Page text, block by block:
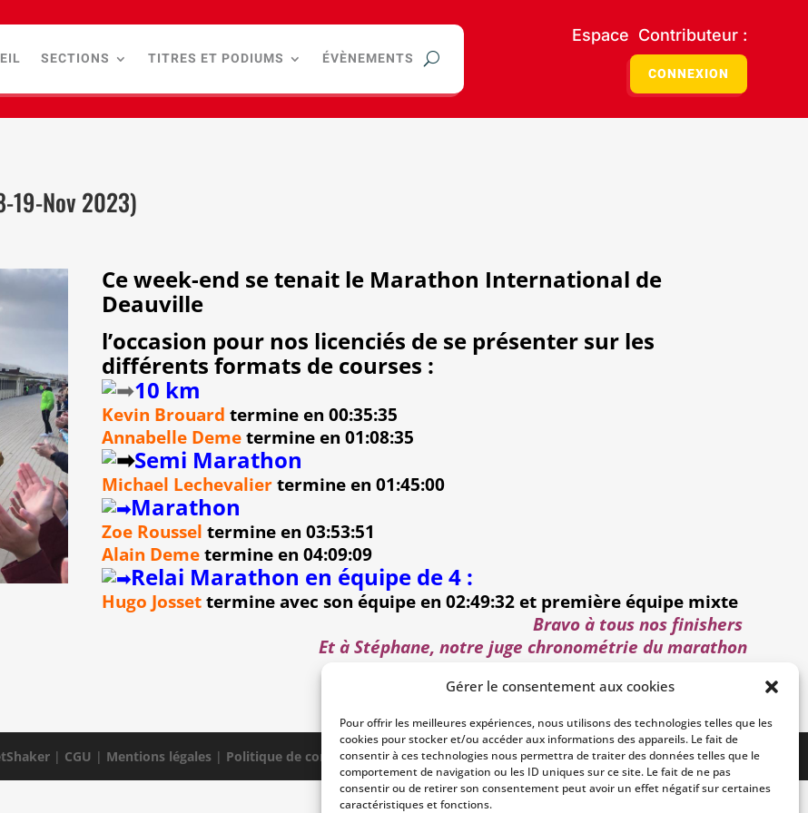
Gérer le consentement aux cookies
Pour offrir les meilleures expériences, nous utilisons des technologies telles que les
cookies pour stocker et/ou accéder aux informations des appareils. Le fait de
consentir à ces technologies nous permettra de traiter des données telles que le
comportement de navigation ou les ID uniques sur ce site. Le fait de ne pas
consentir ou de retirer son consentement peut avoir un effet négatif sur certaines
caractéristiques et fonctions.
SECTIONS TITRES ET PODIUMS ÉVÈNEMENTS
Espace Contributeur :
CONNEXION
19-Nov 2023)
Ce week-end se tenait le Marathon International de
Deauville
l’occasion pour nos licenciés de se présenter sur les
différents formats de courses :
10 km
Kevin Brouard termine en 00:35:35
Annabelle Demetermine en 01:08:35
Semi Marathon
Michael Lechevaliertermine en 01:45:00
Marathon
Zoe Roussel termine en 03:53:51
Alain Demetermine en 04:09:09
Relai Marathon en équipe de 4 :
Hugo Jossettermine avec son équipe en 02:49:32 et première équipe mixte
Bravo à tous nos finishers
Et à Stéphane, notre juge chronométrie du marathon
| CGU | Mentions légales | Politique de confidentialité